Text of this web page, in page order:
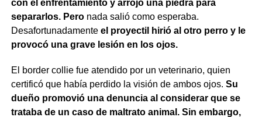
con el enfrentamiento y arrojó una piedra para
separarlos. Peronada salió como esperaba.
Desafortunadamente el proyectil hirió al otro perro y le
provocó una grave lesión en los ojos.
El border collie fue atendido por un veterinario, quien
certificó que había perdido la visión de ambos ojos. Su
dueño promovió una denuncia al considerar que se
trataba de un caso de maltrato animal. Sin embargo,